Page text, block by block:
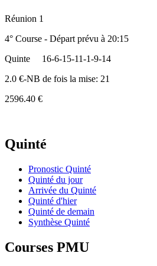
Réunion 1
4° Course - Départ prévu à 20:15
Quinte
16-6-15-11-1-9-14
2.0 €-NB de fois la mise: 21
2596.40 €
Quinté
Pronostic Quinté
Quinté du jour
Arrivée du Quinté
Quinté d'hier
Quinté de demain
Synthèse Quinté
Courses PMU